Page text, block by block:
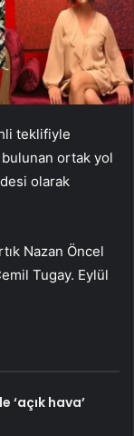
teklifiyle
bulunan ortak yol
olarak
Nazan Öncel
Tugay. Eylül
‘açık hava’